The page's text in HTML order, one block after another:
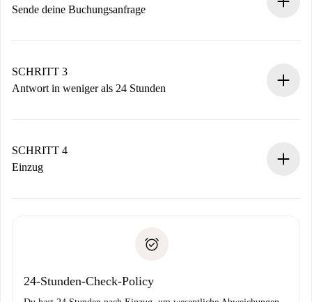
Sende deine Buchungsanfrage
Denk daran, dass wir dich erst belasten, wenn der
Vermieter zustimmt.
SCHRITT 3
Antwort in weniger als 24 Stunden
stellen den Kontakt her.
Wenn der Vermieter ablehnen muss, entstehen keine
SCHRITT 4
Einzug
24-Stunden-Check-Policy